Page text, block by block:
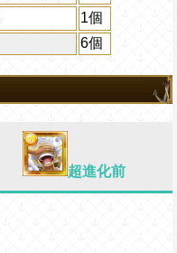
1個
6個
超進化前